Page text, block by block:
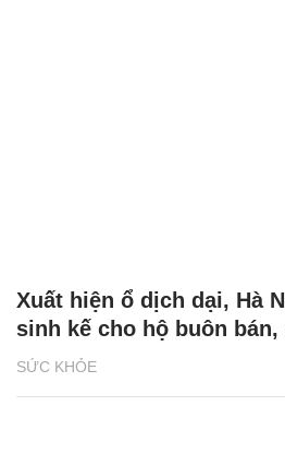
SỨC KHỎE
Xuất hiện ổ dịch dại, Hà
sinh kế cho hộ buôn